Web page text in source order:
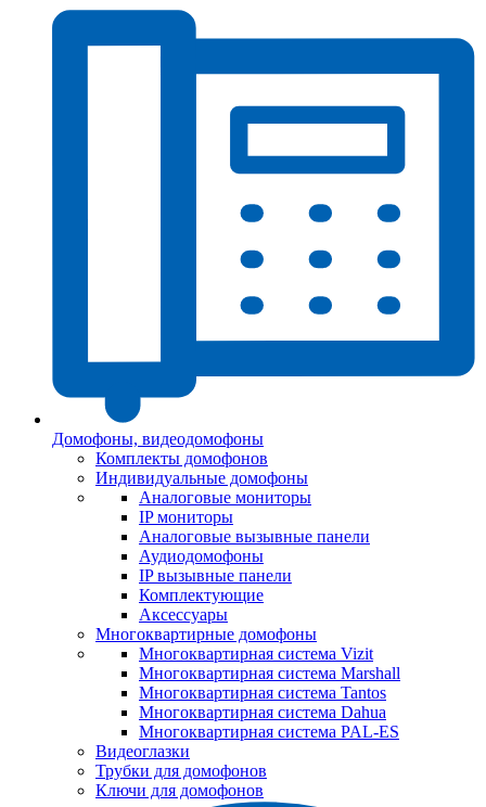
Домофоны, видеодомофоны
Комплекты домофонов
Индивидуальные домофоны
Аналоговые мониторы
IP мониторы
Аналоговые вызывные панели
Аудиодомофоны
IP вызывные панели
Комплектующие
Аксессуары
Многоквартирные домофоны
Многоквартирная система Vizit
Многоквартирная система Marshall
Многоквартирная система Tantos
Многоквартирная система Dahua
Многоквартирная система PAL-ES
Видеоглазки
Трубки для домофонов
Ключи для домофонов